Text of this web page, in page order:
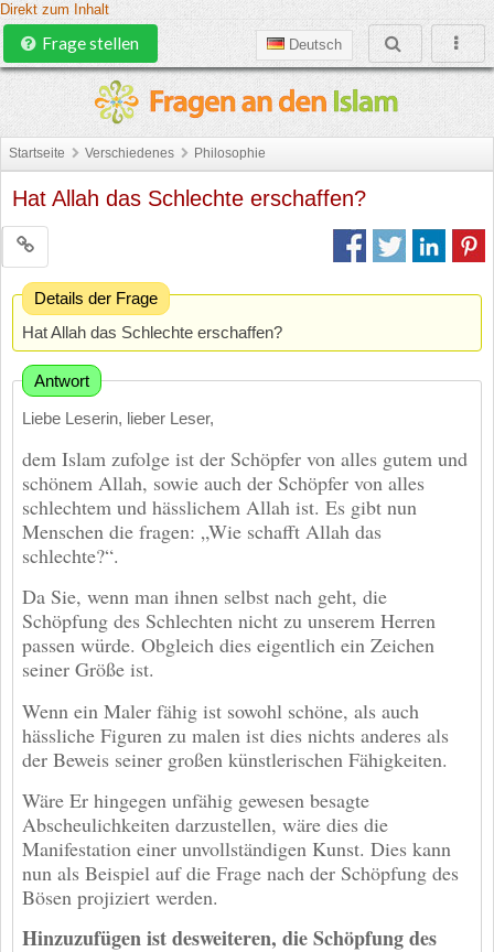
Direkt zum Inhalt
Deutsch
Frage stellen
Startseite Verschiedenes Philosophie
Hat Allah das Schlechte erschaffen?
Details der Frage
Hat Allah das Schlechte erschaffen?
Antwort
Liebe Leserin, lieber Leser,
dem Islam zufolge ist der Schöpfer von alles gutem und
schönem Allah, sowie auch der Schöpfer von alles
schlechtem und hässlichem Allah ist. Es gibt nun
Menschen die fragen: „Wie schafft Allah das
schlechte?“.
Da Sie, wenn man ihnen selbst nach geht, die
Schöpfung des Schlechten nicht zu unserem Herren
passen würde. Obgleich dies eigentlich ein Zeichen
seiner Größe ist.
Wenn ein Maler fähig ist sowohl schöne, als auch
hässliche Figuren zu malen ist dies nichts anderes als
der Beweis seiner großen künstlerischen Fähigkeiten.
Wäre Er hingegen unfähig gewesen besagte
Abscheulichkeiten darzustellen, wäre dies die
Manifestation einer unvollständigen Kunst. Dies kann
nun als Beispiel auf die Frage nach der Schöpfung des
Bösen projiziert werden.
Hinzuzufügen ist desweiteren, die Schöpfung des